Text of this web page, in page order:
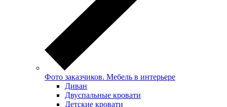
Фото заказчиков. Мебель в интерьере
Диван
Двуспальные кровати
Детские кровати